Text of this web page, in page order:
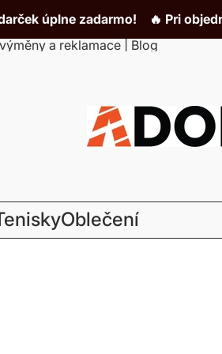
zadarmo! 🔥 Pri objednaní 2+
a reklamace Blog
Oblečení